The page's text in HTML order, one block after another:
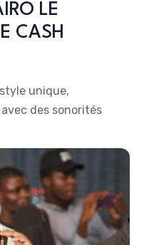
LE
CASH
unique,
des sonorités